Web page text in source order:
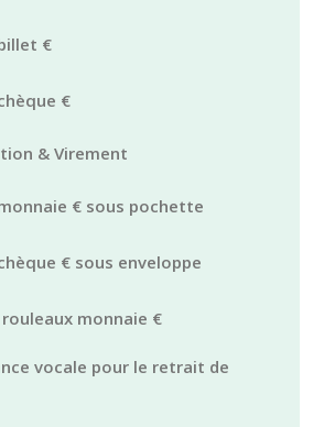
€
€
& Virement
€ sous pochette
€ sous enveloppe
monnaie €
vocale pour le retrait de